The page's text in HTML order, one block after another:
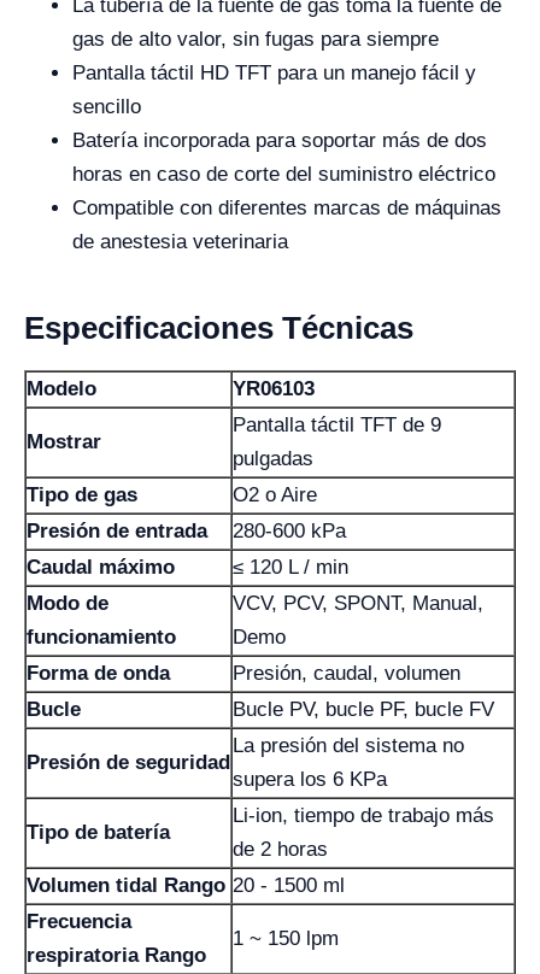
La tubería de la fuente de gas toma la fuente de
gas de alto valor, sin fugas para siempre
Pantalla táctil HD TFT para un manejo fácil y
sencillo
Batería incorporada para soportar más de dos
horas en caso de corte del suministro eléctrico
Compatible con diferentes marcas de máquinas
de anestesia veterinaria
Especificaciones Técnicas
Modelo YR06103
Mostrar
Pantalla táctil TFT de 9
pulgadas
Tipo de gas
O2 o Aire
Presión de entrada
280-600 kPa
Caudal máximo
≤ 120 L / min
Modo de
funcionamiento
VCV, PCV, SPONT, Manual,
Demo
Forma de onda
Presión, caudal, volumen
Bucle
Bucle PV, bucle PF, bucle FV
Presión de seguridad
La presión del sistema no
supera los 6 KPa
Tipo de batería
Li-ion, tiempo de trabajo más
de 2 horas
Volumen tidal Rango 20 - 1500 ml
Frecuencia
respiratoria Rango
1 ~ 150 lpm